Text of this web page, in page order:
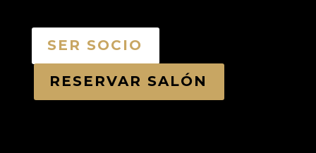
SER SOCIO
RESERVAR SALÓN